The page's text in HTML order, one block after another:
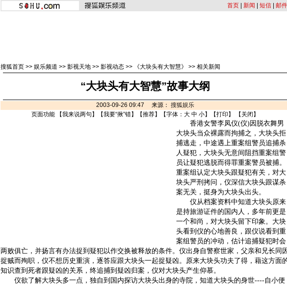
首页 新闻 短信 邮件
搜狐首页 >> 娱乐频道 >> 影视天地 >> 影视动态 >> 《大块头有大智慧》 >> 相关新闻
“大块头有大智慧”故事大纲
2003-09-26 09:47 来源： 搜狐娱乐
页面功能 【我来说两句 】【我要“揪”错】【推荐】【字体： 大 中 小】【打印 】 【 关闭 】
香港女警李凤仪(仪)因脱衣舞男
大块头当众裸露而拘捕之，大块头拒
捕逃走，中途遇上重案组警员追捕杀
人疑犯，大块头无意间阻挡重案组警
员让疑犯逃脱而得罪重案警员被捕。
重案组认定大块头跟疑犯有关，对大
块头严刑拷问，仪深信大块头跟谋杀
案无关，挺身为大块头出头。
仪从档案资料中知道大块头原来
是持旅游证件的国内人，多年前更是
一个和尚，对大块头留下印象。大块
头看到仪的心地善良，跟仪说看到重
案组警员的冲动，估计追捕疑犯时会
两败俱亡，并扬言有办法捉到疑犯以作交换被释放的条件。仪出身自警察世家，父亲和兄长同
捉贼而殉职，仪不想历史重演，逐答应跟大块头一起捉疑凶。原来大块头功夫了得，藉这方面
知识查到死者跟疑凶的关系，终追捕到疑凶归案，仪对大块头产生仰慕。
仪欲了解大块头多一点，独自到国内探访大块头出身的寺院，知道大块头的身世----自小便